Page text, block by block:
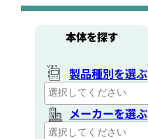
本体を探す
製品種別を選ぶ
メーカーを選ぶ